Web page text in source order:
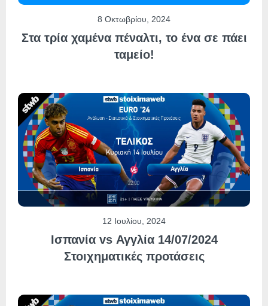
8 Οκτωβρίου, 2024
Στα τρία χαμένα πέναλτι, το ένα σε πάει
ταμείο!
12 Ιουλίου, 2024
Ισπανία vs Αγγλία 14/07/2024
Στοιχηματικές προτάσεις